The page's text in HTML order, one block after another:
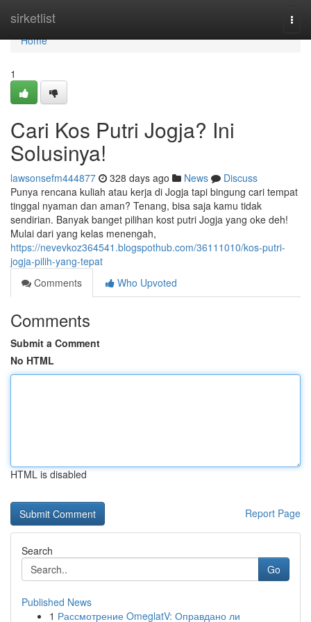
sirketlist
Home
Home
1
Cari Kos Putri Jogja? Ini
Solusinya!
lawsonsefm444877 328 days ago News
Discuss
Punya rencana kuliah atau kerja di Jogja tapi bingung cari tempat
tinggal nyaman dan aman? Tenang, bisa saja kamu tidak
sendirian. Banyak banget pilihan kost putri Jogja yang oke deh!
Mulai dari yang kelas menengah,
https://nevevkoz364541.blogspothub.com/36111010/kos-putri-
jogja-pilih-yang-tepat
Comments
Who Upvoted
Comments
Submit a Comment
No HTML
HTML is disabled
Report Page
Search
Go
Published News
1 Рассмотрение OmeglatV: Оправдано ли